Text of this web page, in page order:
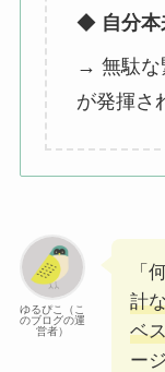
◆ 自分
→ 無駄な
が発揮さ
ゆるぴこ（こ
のブログの運
営者）
「
計
ベ
ー